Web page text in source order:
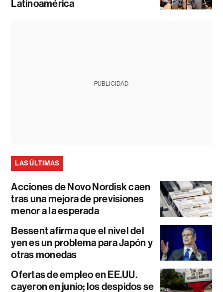
Latinoamérica
PUBLICIDAD
LAS ÚLTIMAS
Acciones de Novo Nordisk caen
tras una mejora de previsiones
menor a la esperada
Bessent afirma que el nivel del
yen es un problema para Japón y
otras monedas
Ofertas de empleo en EE.UU.
cayeron en junio; los despidos se